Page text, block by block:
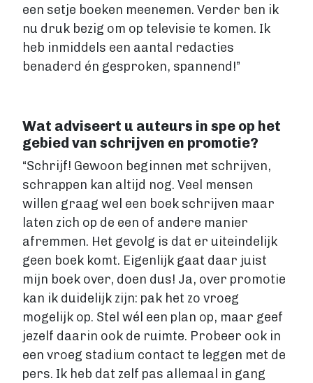
een setje boeken meenemen. Verder ben ik
nu druk bezig om op televisie te komen. Ik
heb inmiddels een aantal redacties
benaderd én gesproken, spannend!”
Wat adviseert u auteurs in spe op het
gebied van schrijven en promotie?
“Schrijf! Gewoon beginnen met schrijven,
schrappen kan altijd nog. Veel mensen
willen graag wel een boek schrijven maar
laten zich op de een of andere manier
afremmen. Het gevolg is dat er uiteindelijk
geen boek komt. Eigenlijk gaat daar juist
mijn boek over, doen dus! Ja, over promotie
kan ik duidelijk zijn: pak het zo vroeg
mogelijk op. Stel wél een plan op, maar geef
jezelf daarin ook de ruimte. Probeer ook in
een vroeg stadium contact te leggen met de
pers. Ik heb dat zelf pas allemaal in gang